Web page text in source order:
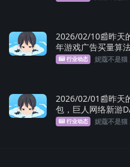
2026/02/10📰昨天
年游戏广告买量算
行业动态 妮蔻不是猫
2026/02/01📰昨天
包，巨人网络新游
行业动态 妮蔻不是猫